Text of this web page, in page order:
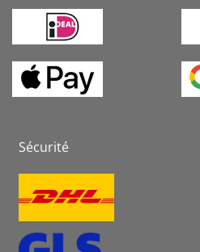
Sécurité